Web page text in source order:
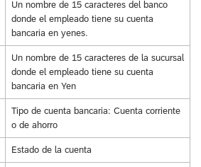
Un nombre de 15 caracteres del banco
donde el empleado tiene su cuenta
bancaria en yenes.
Un nombre de 15 caracteres de la sucursal
donde el empleado tiene su cuenta
bancaria en Yen
Tipo de cuenta bancaria: Cuenta corriente
o de ahorro
Estado de la cuenta